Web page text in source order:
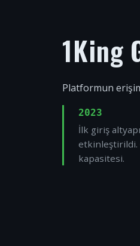
1King
Platformun
2023
İlk giriş
etkinleştirildi.
kapasitesi.